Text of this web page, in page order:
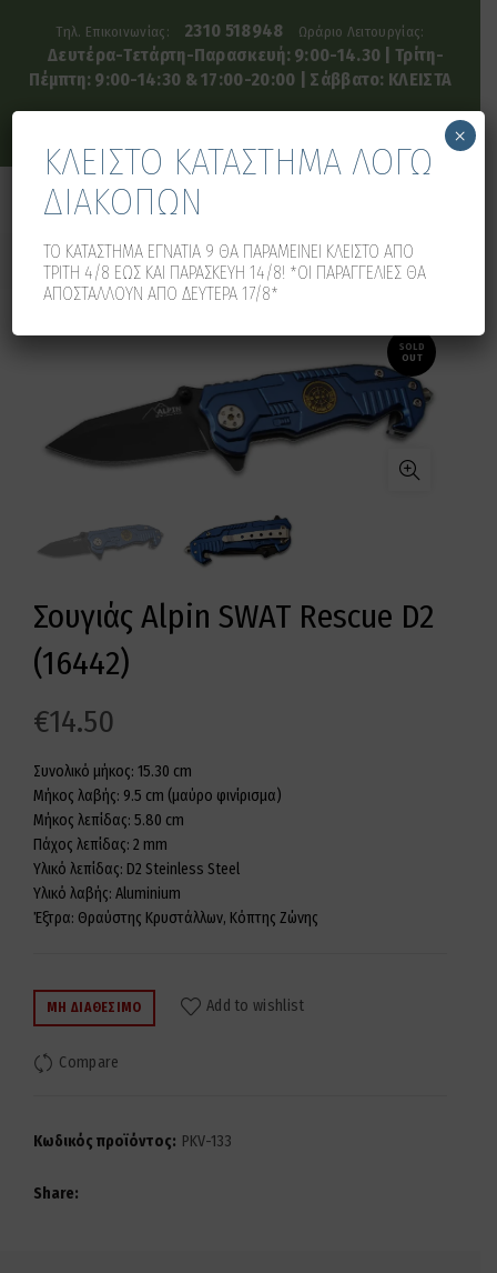
Τηλ. Επικοινωνίας: 2310 518948 Ωράριο Λειτουργίας:
Δευτέρα-Τετάρτη-Παρασκευή: 9:00-14.30 | Τρίτη-
Πέμπτη: 9:00-14:30 & 17:00-20:00 | Σάββατο: ΚΛΕΙΣΤΑ
SOLD
OUT
Σουγιάς Alpin SWAT Rescue D2
(16442)
€14.50
Συνολικό μήκος: 15.30 cm
Μήκος λαβής: 9.5 cm (μαύρο φινίρισμα)
Μήκος λεπίδας: 5.80 cm
Πάχος λεπίδας: 2 mm
Υλικό λεπίδας: D2 Steinless Steel
Υλικό λαβής: Aluminium
Έξτρα: Θραύστης Κρυστάλλων, Κόπτης Ζώνης
ΜΗ ΔΙΑΘΈΣΙΜΟ Add to wishlist
Compare
Κωδικός προϊόντος: PKV-133
Share
ΚΛΕΙΣΤΟ ΚΑΤΑΣΤΗΜΑ ΛΟΓΩ
ΔΙΑΚΟΠΩΝ
ΤΟ ΚΑΤΑΣΤΗΜΑ ΕΓΝΑΤΙΑ 9 ΘΑ ΠΑΡΑΜΕΙΝΕΙ ΚΛΕΙΣΤΟ ΑΠΟ
ΤΡΙΤΗ 4/8 ΕΩΣ ΚΑΙ ΠΑΡΑΣΚΕΥΗ 14/8! *ΟΙ ΠΑΡΑΓΓΕΛΙΕΣ ΘΑ
ΑΠΟΣΤΑΛΛΟΥΝ ΑΠΟ ΔΕΥΤΕΡΑ 17/8*
×